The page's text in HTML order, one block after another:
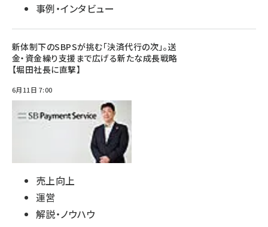
事例・インタビュー
新体制下のSBPSが挑む「決済代行の次」。送
金・資金繰り支援まで広げる新たな成長戦略
【堀田社長に直撃】
6月11日 7:00
売上向上
運営
解説・ノウハウ